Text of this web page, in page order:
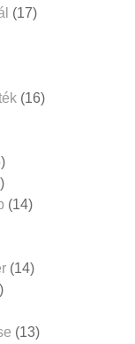
(17)
(16)
(14)
(14)
(13)